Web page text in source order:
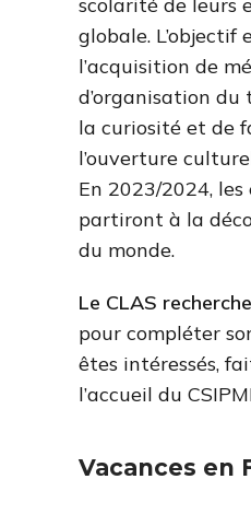
scolarité de leurs
globale. L’objectif
l’acquisition de
d’organisation du
la curiosité et de
l’ouverture
En 2023/2024,
partiront à la
du monde.
Le CLAS
pour compléter
êtes intéressés,
l’accueil du
Vacances en